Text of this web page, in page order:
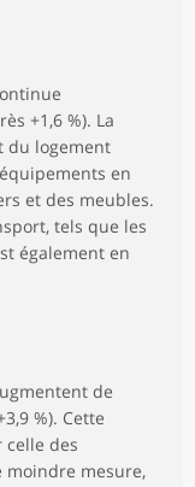
+1,6 %). La
du logement
en
et des meubles.
tels que les
également en
de
%). Cette
celle des
moindre mesure,